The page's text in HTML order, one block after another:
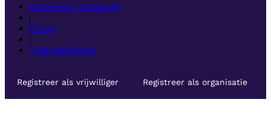
Powered by Volunteerly
|
Privacy
|
Toegankelijkheid
Registreer als vrijwilliger Registreer als organisatie